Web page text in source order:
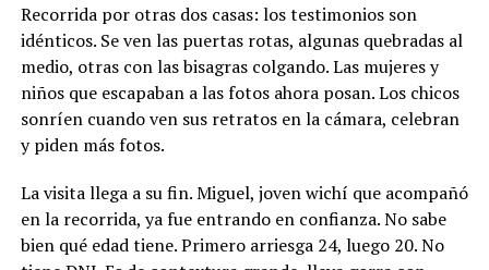
Recorrida por otras dos casas: los testimonios son
idénticos. Se ven las puertas rotas, algunas quebradas al
medio, otras con las bisagras colgando. Las mujeres y
niños que escapaban a las fotos ahora posan. Los chicos
sonríen cuando ven sus retratos en la cámara, celebran
y piden más fotos.
La visita llega a su fin. Miguel, joven wichí que acompañó
en la recorrida, ya fue entrando en confianza. No sabe
bien qué edad tiene. Primero arriesga 24, luego 20. No